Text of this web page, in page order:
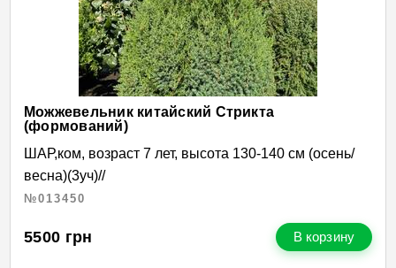
Можжевельник китайский Стрикта
(формований)
ШАР,ком, возраст 7 лет, высота 130-140 см (осень/
весна)(3уч)//
№013450
5500 грн В корзину